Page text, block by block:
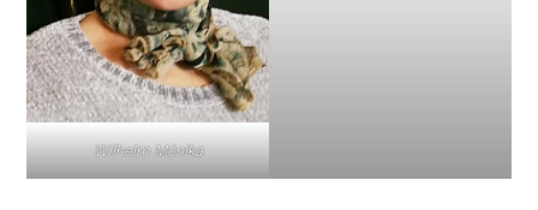
Wilhelm Mónika